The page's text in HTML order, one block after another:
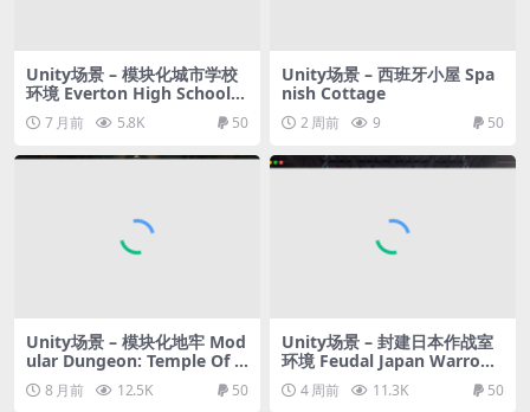
Unity场景 – 模块化城市学校
环境 Everton High School –
Modular Urban School Envi
ronment HDRP
7 月前 5.8K 50
Unity场景 – 西班牙小屋 Spa
nish Cottage
2 周前 9 50
Unity场景 – 模块化地牢 Mod
ular Dungeon: Temple Of C
thulhu (Dungeon, Modular
Dungeon, Temple, Dungeo
8 月前 12.5K 50
Unity场景 – 封建日本作战室
环境 Feudal Japan Warroo
m Environment
4 周前 11.3K 50